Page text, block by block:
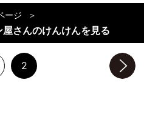
ージ
さんのけんけんを見る
2